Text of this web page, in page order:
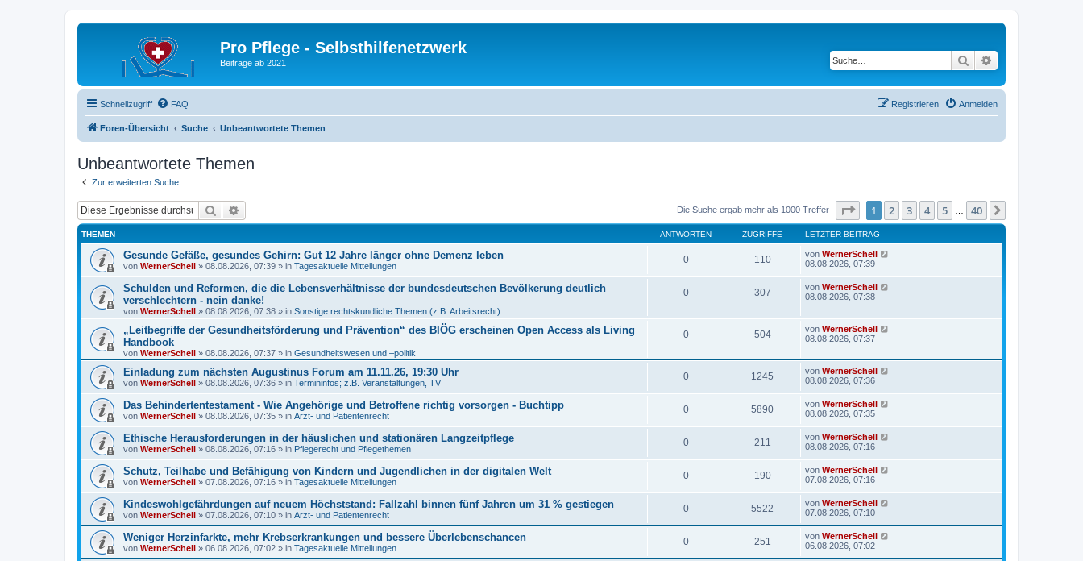
Pro Pflege - Selbsthilfenetzwerk
Beiträge ab 2021 Suche
Schnellzugriff FAQ Anmelden
Registrieren
Foren-Übersicht Suche Unbeantwortete Themen
Unbeantwortete Themen
Zur erweiterten Suche
Suche Die Suche ergab mehr als 1000 Treffer Seite von40
1 2 3 4 5 40
THEMEN ANTWORTEN ZUGRIFFE LETZTER BEITRAG
Gesunde Gefäße, gesundes Gehirn: Gut 12 Jahre länger ohne Demenz leben
von WernerSchell » 08.08.2026, 07:39 » in Tagesaktuelle Mitteilungen
0 110 von WernerSchell
08.08.2026, 07:39
Schulden und Reformen, die die Lebensverhältnisse der bundesdeutschen Bevölkerung deutlich
verschlechtern - nein danke!
von WernerSchell » 08.08.2026, 07:38 » in Sonstige rechtskundliche Themen (z.B. Arbeitsrecht)
0 307 von WernerSchell
08.08.2026, 07:38
„Leitbegriffe der Gesundheitsförderung und Prävention“ des BIÖG erscheinen Open Access als Living
Handbook
von WernerSchell » 08.08.2026, 07:37 » in Gesundheitswesen und –politik
0 504 von WernerSchell
08.08.2026, 07:37
Einladung zum nächsten Augustinus Forum am 11.11.26, 19:30 Uhr
von WernerSchell » 08.08.2026, 07:36 » in Termininfos; z.B. Veranstaltungen, TV
0 1245 von WernerSchell
08.08.2026, 07:36
Das Behindertentestament - Wie Angehörige und Betroffene richtig vorsorgen - Buchtipp
von WernerSchell » 08.08.2026, 07:35 » in Arzt- und Patientenrecht
0 5890 von WernerSchell
08.08.2026, 07:35
Ethische Herausforderungen in der häuslichen und stationären Langzeitpflege
von WernerSchell » 08.08.2026, 07:16 » in Pflegerecht und Pflegethemen
0 211 von WernerSchell
08.08.2026, 07:16
Schutz, Teilhabe und Befähigung von Kindern und Jugendlichen in der digitalen Welt
von WernerSchell » 07.08.2026, 07:16 » in Tagesaktuelle Mitteilungen
0 190 von WernerSchell
07.08.2026, 07:16
Kindeswohlgefährdungen auf neuem Höchststand: Fallzahl binnen fünf Jahren um 31 % gestiegen
von WernerSchell » 07.08.2026, 07:10 » in Arzt- und Patientenrecht
0 5522 von WernerSchell
07.08.2026, 07:10
Weniger Herzinfarkte, mehr Krebserkrankungen und bessere Überlebenschancen
von WernerSchell » 06.08.2026, 07:02 » in Tagesaktuelle Mitteilungen
0 251 von WernerSchell
06.08.2026, 07:02